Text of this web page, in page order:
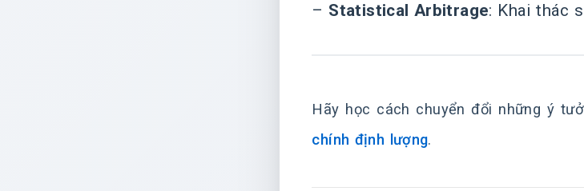
– Statistical Arbitrage: Khai thác
Hãy học cách chuyển đổi những ý
chính định lượng.